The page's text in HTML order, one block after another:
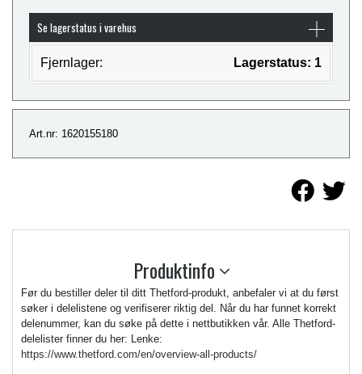
Se lagerstatus i varehus
Fjernlager: Lagerstatus: 1
Art.nr: 1620155180
Produktinfo
Før du bestiller deler til ditt Thetford-produkt, anbefaler vi at du først
søker i delelistene og verifiserer riktig del. Når du har funnet korrekt
delenummer, kan du søke på dette i nettbutikken vår. Alle Thetford-
delelister finner du her: Lenke:
https://www.thetford.com/en/overview-all-products/